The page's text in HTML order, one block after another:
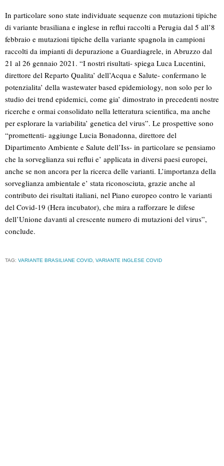
In particolare sono state individuate sequenze con mutazioni tipiche
di variante brasiliana e inglese in reflui raccolti a Perugia dal 5 all’8
febbraio e mutazioni tipiche della variante spagnola in campioni
raccolti da impianti di depurazione a Guardiagrele, in Abruzzo dal
21 al 26 gennaio 2021. “I nostri risultati- spiega Luca Lucentini,
direttore del Reparto Qualita’ dell’Acqua e Salute- confermano le
potenzialita’ della wastewater based epidemiology, non solo per lo
studio dei trend epidemici, come gia’ dimostrato in precedenti nostre
ricerche e ormai consolidato nella letteratura scientifica, ma anche
per esplorare la variabilita’ genetica del virus”. Le prospettive sono
“promettenti- aggiunge Lucia Bonadonna, direttore del
Dipartimento Ambiente e Salute dell’Iss- in particolare se pensiamo
che la sorveglianza sui reflui e’ applicata in diversi paesi europei,
anche se non ancora per la ricerca delle varianti. L’importanza della
sorveglianza ambientale e’ stata riconosciuta, grazie anche al
contributo dei risultati italiani, nel Piano europeo contro le varianti
del Covid-19 (Hera incubator), che mira a rafforzare le difese
dell’Unione davanti al crescente numero di mutazioni del virus”,
conclude.
TAG: VARIANTE BRASILIANE COVID, VARIANTE INGLESE COVID